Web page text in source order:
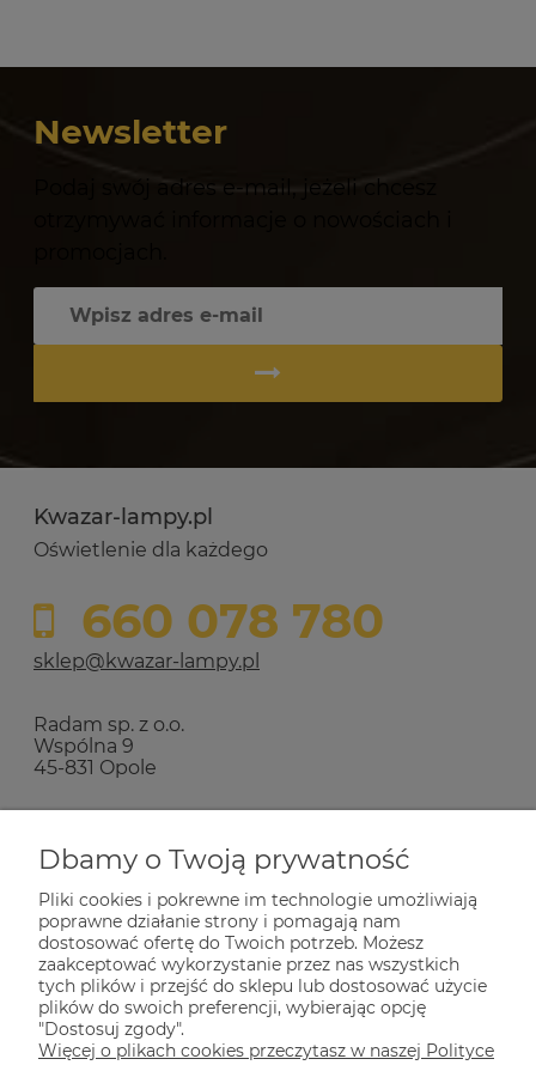
Newsletter
Podaj swój adres e-mail, jeżeli chcesz
Kwazar-lampy.pl
Oświetlenie dla każdego
660 078 780
sklep@kwazar-lampy.pl
Radam sp. z o.o.
Wspólna 9
45-831 Opole
Zakupy
Pomoc
Dla Ciebie
Informacje
Dbamy o Twoją prywatność
Pliki cookies i pokrewne im technologie umożliwiają
poprawne działanie strony i pomagają nam
dostosować ofertę do Twoich potrzeb. Możesz
zaakceptować wykorzystanie przez nas wszystkich
tych plików i przejść do sklepu lub dostosować użycie
plików do swoich preferencji, wybierając opcję
"Dostosuj zgody".
Więcej o plikach cookies przeczytasz w naszej Polityce